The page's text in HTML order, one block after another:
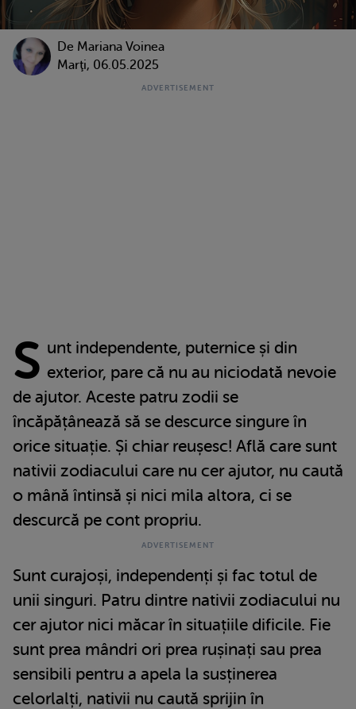
De Mariana Voinea
Marţi, 06.05.2025
S unt independente, puternice și din
exterior, pare că nu au niciodată nevoie
de ajutor. Aceste patru zodii se
încăpățânează să se descurce singure în
orice situație. Și chiar reușesc! Află care sunt
nativii zodiacului care nu cer ajutor, nu caută
o mână întinsă și nici mila altora, ci se
descurcă pe cont propriu.
Sunt curajoși, independenți și fac totul de
unii singuri. Patru dintre nativii zodiacului nu
cer ajutor nici măcar în situațiile dificile. Fie
sunt prea mândri ori prea rușinați sau prea
sensibili pentru a apela la susținerea
celorlalți, nativii nu caută sprijin în